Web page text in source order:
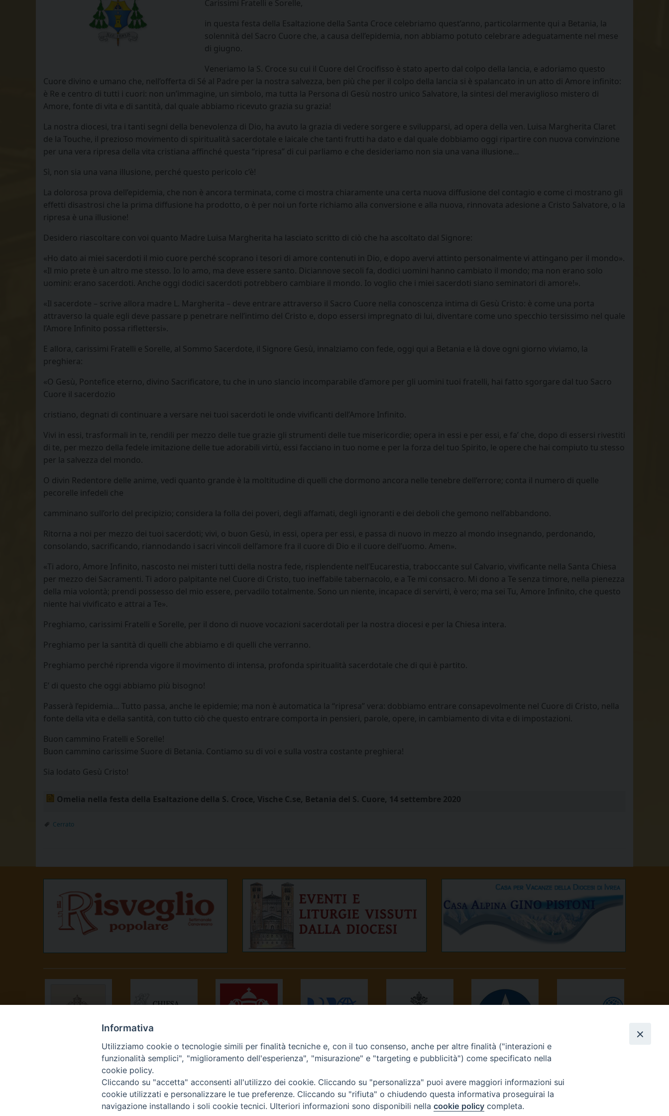
Carissimi Fratelli e Sorelle,
in questa festa della Esaltazione della Santa Croce celebriamo quest’anno, particolarmente qui a Betania, la
solennità del Sacro Cuore che, a causa dell’epidemia, non abbiamo potuto celebrare adeguatamente nel mese
di giugno.
Veneriamo la S. Croce su cui il Cuore del Crocifisso è stato aperto dal colpo della lancia, e adoriamo questo
Cuore divino e umano che, nell’offerta di Sé al Padre per la nostra salvezza, ben più che per il colpo della lancia si è spalancato in un atto di Amore infinito:
è Re e centro di tutti i cuori: non un’immagine, un simbolo, ma tutta la Persona di Gesù nostro unico Salvatore, la sintesi del meraviglioso mistero di
Amore, fonte di vita e di santità, dal quale abbiamo ricevuto grazia su grazia!
La nostra diocesi, tra i tanti segni della benevolenza di Dio, ha avuto la grazia di vedere sorgere e svilupparsi, ad opera della ven. Luisa Margherita Claret
de la Touche, il prezioso movimento di spiritualità sacerdotale e laicale che tanti frutti ha dato e dal quale dobbiamo oggi ripartire con nuova convinzione
per una vera ripresa della vita cristiana affinché questa “ripresa” di cui parliamo e che desideriamo non sia una vana illusione…
Sì, non sia una vana illusione, perché questo pericolo c’è!
La dolorosa prova dell’epidemia, che non è ancora terminata, come ci mostra chiaramente una certa nuova diffusione del contagio e come ci mostrano gli
effetti disastrosi che la prima diffusione ha prodotto, o è per noi un forte richiamo alla conversione e alla nuova, rinnovata adesione a Cristo Salvatore, o la
ripresa è una illusione!
Desidero riascoltare con voi quanto Madre Luisa Margherita ha lasciato scritto di ciò che ha ascoltato dal Signore:
«Ho dato ai miei sacerdoti il mio cuore perché scoprano i tesori di amore contenuti in Dio, e dopo avervi attinto personalmente vi attingano per il mondo».
«Il mio prete è un altro me stesso. Io lo amo, ma deve essere santo. Diciannove secoli fa, dodici uomini hanno cambiato il mondo; ma non erano solo
uomini: erano sacerdoti. Anche oggi dodici sacerdoti potrebbero cambiare il mondo. Io voglio che i miei sacerdoti siano seminatori di amore!».
«Il sacerdote – scrive allora madre L. Margherita – deve entrare attraverso il Sacro Cuore nella conoscenza intima di Gesù Cristo: è come una porta
attraverso la quale egli deve passare p penetrare nell’intimo del Cristo e, dopo essersi impregnato di lui, diventare come uno specchio tersissimo nel quale
l’Amore Infinito possa riflettersi».
E allora, carissimi Fratelli e Sorelle, al Sommo Sacerdote, il Signore Gesù, innalziamo con fede, oggi qui a Betania e là dove ogni giorno viviamo, la
preghiera:
«O Gesù, Pontefice eterno, divino Sacrificatore, tu che in uno slancio incomparabile d’amore per gli uomini tuoi fratelli, hai fatto sgorgare dal tuo Sacro
Cuore il sacerdozio
cristiano, degnati di continuare a versare nei tuoi sacerdoti le onde vivificanti dell’Amore Infinito.
Vivi in essi, trasformali in te, rendili per mezzo delle tue grazie gli strumenti delle tue misericordie; opera in essi e per essi, e fa’ che, dopo di essersi rivestiti
di te, per mezzo della fedele imitazione delle tue adorabili virtù, essi facciano in tuo nome e per la forza del tuo Spirito, le opere che hai compiuto tu stesso
per la salvezza del mondo.
O divin Redentore delle anime, vedi quanto grande è la moltitudine di quelli che dormono ancora nelle tenebre dell’errore; conta il numero di quelle
pecorelle infedeli che
camminano sull’orlo del precipizio; considera la folla dei poveri, degli affamati, degli ignoranti e dei deboli che gemono nell’abbandono.
Ritorna a noi per mezzo dei tuoi sacerdoti; vivi, o buon Gesù, in essi, opera per essi, e passa di nuovo in mezzo al mondo insegnando, perdonando,
consolando, sacrificando, riannodando i sacri vincoli dell’amore fra il cuore di Dio e il cuore dell’uomo. Amen».
«Ti adoro, Amore Infinito, nascosto nei misteri tutti della nostra fede, risplendente nell’Eucarestia, traboccante sul Calvario, vivificante nella Santa Chiesa
per mezzo dei Sacramenti. Ti adoro palpitante nel Cuore di Cristo, tuo ineffabile tabernacolo, e a Te mi consacro. Mi dono a Te senza timore, nella pienezza
della mia volontà; prendi possesso del mio essere, pervadilo totalmente. Sono un niente, incapace di servirti, è vero; ma sei Tu, Amore Infinito, che questo
niente hai vivificato e attrai a Te».
Preghiamo, carissimi Fratelli e Sorelle, per il dono di nuove vocazioni sacerdotali per la nostra diocesi e per la Chiesa intera.
Preghiamo per la santità di quelli che abbiamo e di quelli che verranno.
Preghiamo perché riprenda vigore il movimento di intensa, profonda spiritualità sacerdotale che di qui è partito.
E’ di questo che oggi abbiamo più bisogno!
Passerà l’epidemia… Tutto passa, anche le epidemie; ma non è automatica la “ripresa” vera: dobbiamo entrare consapevolmente nel Cuore di Cristo, nella
fonte della vita e della santità, con tutto ciò che questo entrare comporta in pensieri, parole, opere, in cambiamento di vita e di impostazioni.
Buon cammino Fratelli e Sorelle!
Buon cammino carissime Suore di Betania. Contiamo su di voi e sulla vostra costante preghiera!
Sia lodato Gesù Cristo!
Omelia nella festa della Esaltazione della S. Croce, Vische C.se, Betania del S. Cuore, 14 settembre 2020
Cerrato
CONFERENZA
EPISCOPALE
ITALIANA
NEWS.VA RADIO VATICANA
OSSERVATORE
ROMANO
AVVENIRE
Informativa
Utilizziamo cookie o tecnologie simili per finalità tecniche e, con il tuo consenso, anche per altre finalità ("interazioni e
funzionalità semplici", "miglioramento dell'esperienza", "misurazione" e "targeting e pubblicità") come specificato nella
cookie policy.
Cliccando su "accetta" acconsenti all'utilizzo dei cookie. Cliccando su "personalizza" puoi avere maggiori informazioni sui
cookie utilizzati e personalizzare le tue preferenze. Cliccando su "rifiuta" o chiudendo questa informativa proseguirai la
navigazione installando i soli cookie tecnici. Ulteriori informazioni sono disponibili nella cookie policy completa.